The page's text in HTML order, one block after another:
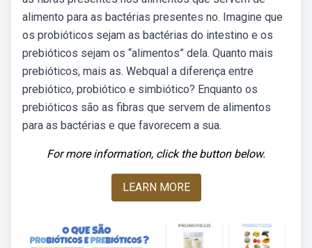
alimento para as bactérias presentes no. Imagine que
os probióticos sejam as bactérias do intestino e os
prebióticos sejam os “alimentos” dela. Quanto mais
prebióticos, mais as. Webqual a diferença entre
prebiótico, probiótico e simbiótico? Enquanto os
prebióticos são as fibras que servem de alimentos
para as bactérias e que favorecem a sua.
For more information, click the button below.
LEARN MORE